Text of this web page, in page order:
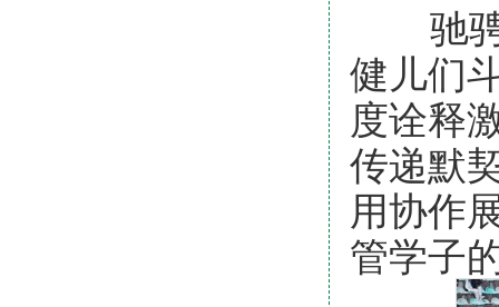
驰骋
健儿们
度诠释
传递默
用协作
管学子